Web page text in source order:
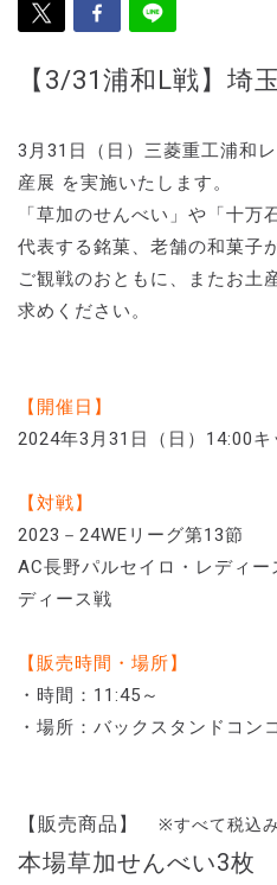
【3/31浦和L戦】埼
3月31日（日）三菱重工浦和
産展 を実施いたします。
「草加のせんべい」や「十
代表する銘菓、老舗の和菓子
ご観戦のおともに、またお土
求めください。
【開催日】
2024年3月31日（日）14:00キ
【対戦】
2023－24WEリーグ第13節
AC長野パルセイロ・レディ
ディース戦
【販売時間・場所】
・時間：11:45～
・場所：バックスタンドコン
【販売商品】 ※すべて税込
本場草加せんべい3